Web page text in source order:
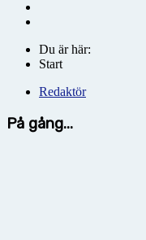
Du är här:
Start
Redaktör
På gång...